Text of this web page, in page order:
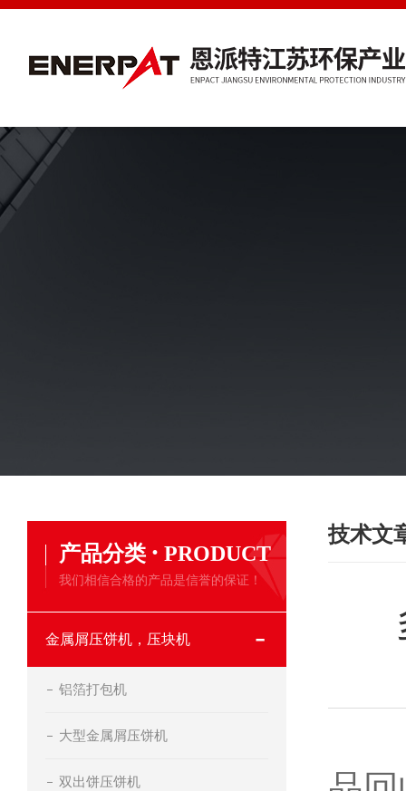
产品分类 · PRODUCT
我们相信合格的产品是信誉的保证！
金属屑压饼机，压块机
铝箔打包机
大型金属屑压饼机
双出饼压饼机
技术文